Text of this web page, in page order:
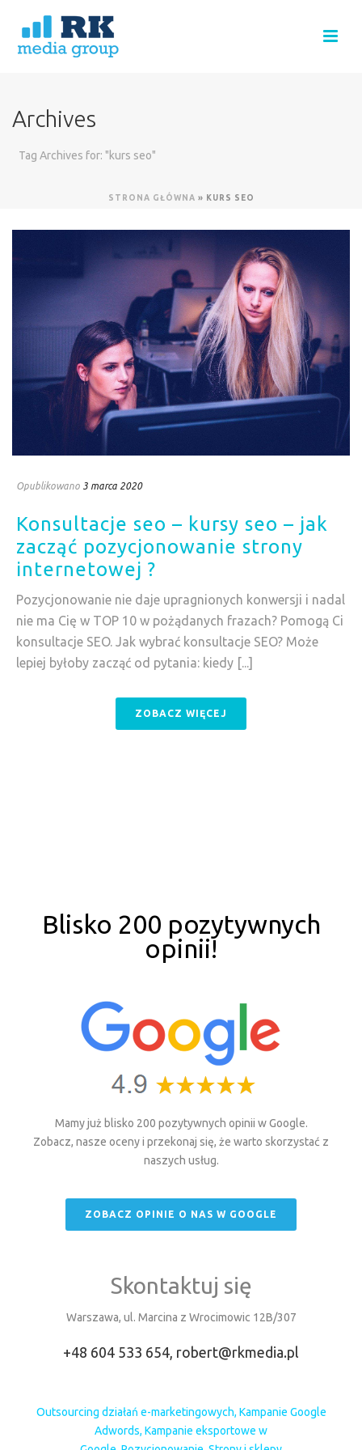
Archives
Tag Archives for: "kurs seo"
STRONA GŁÓWNA » KURS SEO
Opublikowano 3 marca 2020
Konsultacje seo – kursy seo – jak
zacząć pozycjonowanie strony
internetowej ?
Pozycjonowanie nie daje upragnionych konwersji i nadal
nie ma Cię w TOP 10 w pożądanych frazach? Pomogą Ci
konsultacje SEO. Jak wybrać konsultacje SEO? Może
lepiej byłoby zacząć od pytania: kiedy [...]
ZOBACZ WIĘCEJ
Blisko 200 pozytywnych
opinii!
Mamy już blisko 200 pozytywnych opinii w Google.
Zobacz, nasze oceny i przekonaj się, że warto skorzystać z
naszych usług.
ZOBACZ OPINIE O NAS W GOOGLE
Skontaktuj się
Warszawa, ul. Marcina z Wrocimowic 12B/307
+48 604 533 654, robert@rkmedia.pl
Outsourcing działań e-marketingowych, Kampanie Google
Adwords, Kampanie eksportowe w